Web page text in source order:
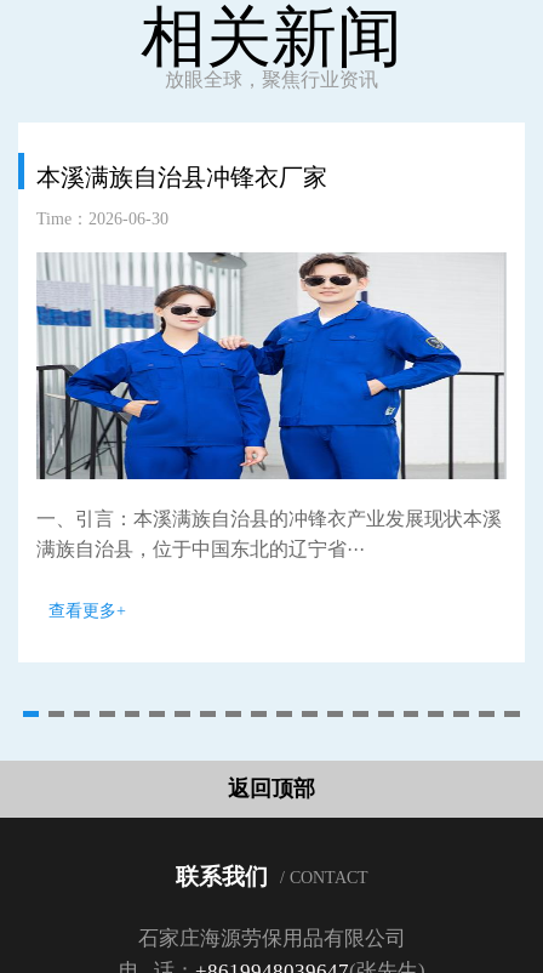
相关新闻
放眼全球，聚焦行业资讯
本溪满族自治县冲锋衣厂家
Time：2026-06-30
一、引言：本溪满族自治县的冲锋衣产业发展现状本溪
满族自治县，位于中国东北的辽宁省···
查看更多+
返回顶部
联系我们 / CONTACT
石家庄海源劳保用品有限公司